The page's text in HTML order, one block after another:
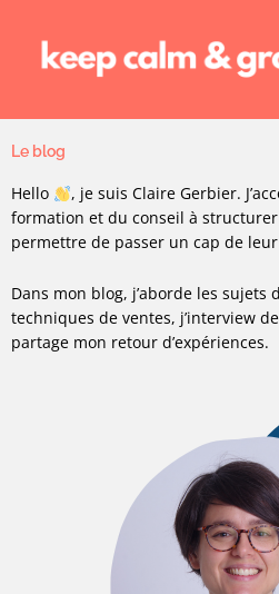
contenu
Le blog
Hello
, je suis Claire Gerbier.
formation et du conseil à
permettre de passer un cap de
Dans mon blog, j’aborde les
techniques de ventes, j’interview
partage mon retour d’expériences.